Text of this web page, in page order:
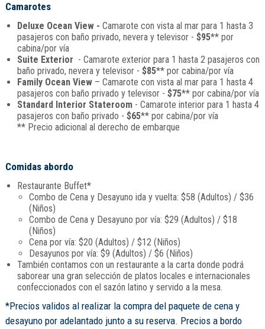
Camarotes
Deluxe Ocean View - Camarote con vista al mar para 1 hasta 3
pasajeros con baño privado, nevera y televisor - $95** por
cabina/por vía
Suite Exterior - Camarote exterior para 1 hasta 2 pasajeros con
baño privado, nevera y televisor - $85** por cabina/por vía
Family Ocean View– Camarote con vista al mar para 1 hasta 4
pasajeros con baño privado y televisor - $75** por cabina/por vía
Standard Interior Stateroom- Camarote interior para 1 hasta 4
pasajeros con baño privado - $65** por cabina/por vía
** Precio adicional al derecho de embarque
Comidas abordo
Restaurante Buffet*
Combo de Cena y Desayuno ida y vuelta: $58 (Adultos) / $36
(Niños)
Combo de Cena y Desayuno por vía: $29 (Adultos) / $18
(Niños)
Cena por vía: $20 (Adultos) / $12 (Niños)
Desayunos por vía: $9 (Adultos) / $6 (Niños)
También contamos con un restaurante a la carta donde podrá
saborear una gran selección de platos locales e internacionales
confeccionados con el sazón latino y servido a la mesa.
*Precios validos al realizar la compra del paquete de cena y
desayuno por adelantado junto a su reserva. Precios a bordo